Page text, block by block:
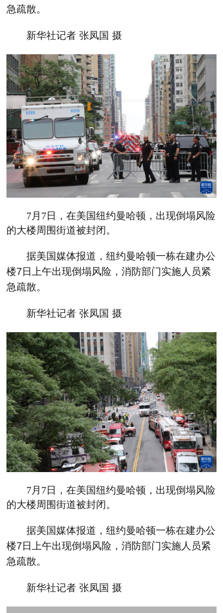
急疏散。
新华社记者 张凤国 摄
7月7日，在美国纽约曼哈顿，出现倒塌风险
的大楼周围街道被封闭。
据美国媒体报道，纽约曼哈顿一栋在建办公
楼7日上午出现倒塌风险，消防部门实施人员紧
急疏散。
新华社记者 张凤国 摄
7月7日，在美国纽约曼哈顿，出现倒塌风险
的大楼周围街道被封闭。
据美国媒体报道，纽约曼哈顿一栋在建办公
楼7日上午出现倒塌风险，消防部门实施人员紧
急疏散。
新华社记者 张凤国 摄